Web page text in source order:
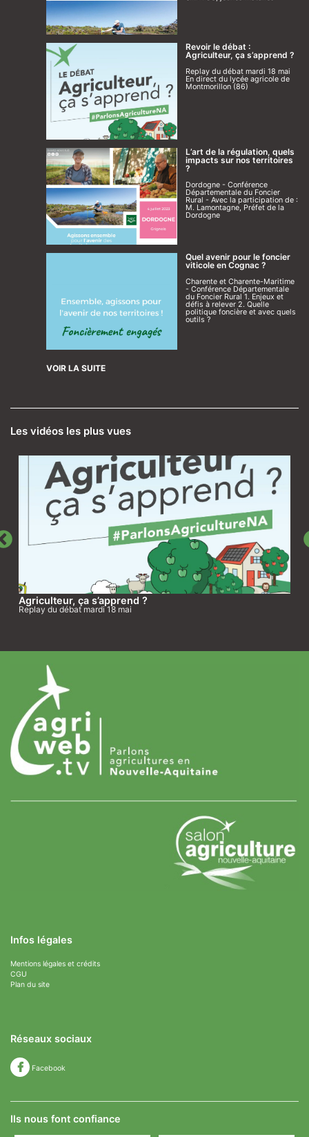
Revoir le débat :
Agriculteur, ça s’apprend ?
Replay du débat mardi 18 mai
En direct du lycée agricole de
Montmorillon (86)
L’art de la régulation, quels
impacts sur nos territoires
?
Dordogne - Conférence
Départementale du Foncier
Rural - Avec la participation de :
M. Lamontagne, Préfet de la
Dordogne
Quel avenir pour le foncier
viticole en Cognac ?
Charente et Charente-Maritime
- Conférence Départementale
du Foncier Rural 1. Enjeux et
défis à relever 2. Quelle
politique foncière et avec quels
outils ?
VOIR LA SUITE
Les vidéos les plus vues
Agriculteur, ça s’apprend ?
Replay du débat mardi 18 mai
Infos légales
Mentions légales et crédits
CGU
Plan du site
Réseaux sociaux
Facebook
Ils nous font confiance